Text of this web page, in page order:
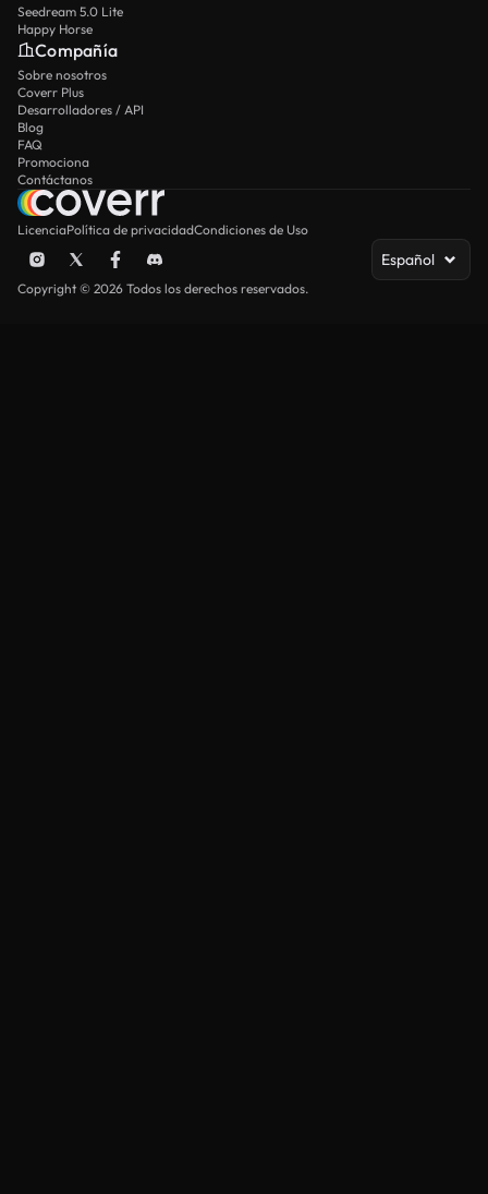
Seedream 5.0 Lite
Happy Horse
Compañía
Sobre nosotros
Coverr Plus
Desarrolladores / API
Blog
FAQ
Promociona
Contáctanos
LicenciaPolítica de privacidadCondiciones de Uso
Español
Copyright © 2026 Todos los derechos reservados.